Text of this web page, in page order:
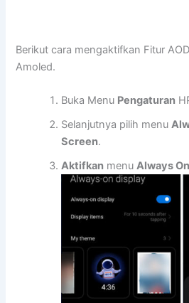
Berikut cara mengaktifkan Fitur
Amoled.
Buka Menu Pengaturan
Selanjutnya pilih menu
Screen.
Aktifkan menuAlways